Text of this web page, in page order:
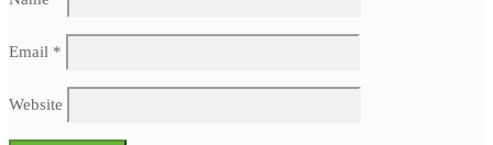
Email *
Website